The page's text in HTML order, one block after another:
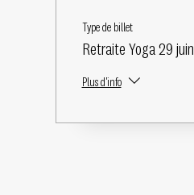
Type de billet
Retraite Yoga 29 juin
Plus d'info